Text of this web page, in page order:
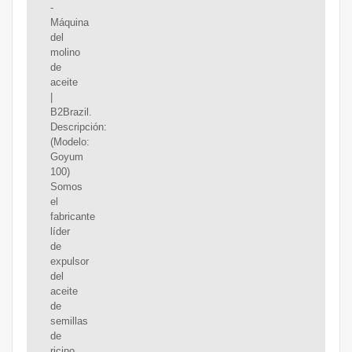
-
Máquina
del
molino
de
aceite
B2Brazil.
Descripción:
(Modelo:
Goyum
100)
Somos
el
fabricante
líder
de
expulsor
del
aceite
de
semillas
de